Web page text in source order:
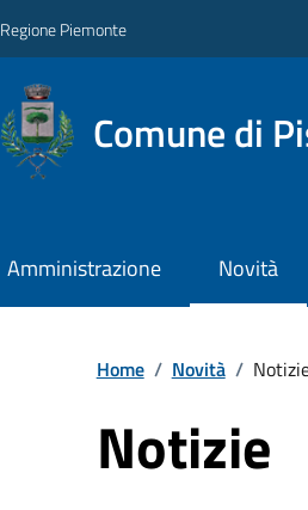
Regione Piemonte
Comune di
Amministrazione Novità
Home / Novità /
Notizie